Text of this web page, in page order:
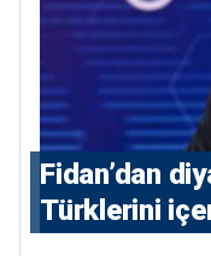
Fidan’dan
Türklerini